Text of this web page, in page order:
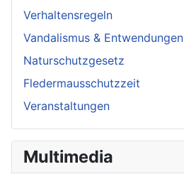
Verhaltensregeln
Vandalismus & Entwendungen
Naturschutzgesetz
Fledermausschutzzeit
Veranstaltungen
Multimedia